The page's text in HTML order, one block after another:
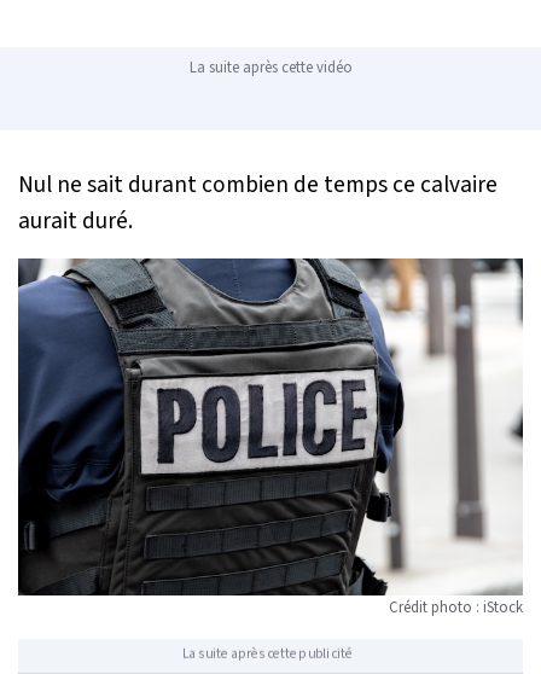
La suite après cette vidéo
Nul ne sait durant combien de temps ce calvaire
aurait duré.
Crédit photo : iStock
La suite après cette publicité